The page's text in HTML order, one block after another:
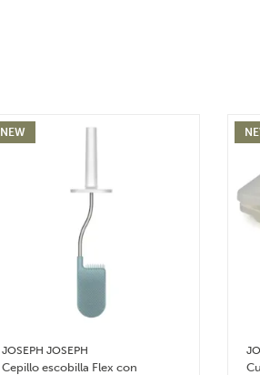
NEW
JOSEPH JOSEPH
Cepillo escobilla Flex con